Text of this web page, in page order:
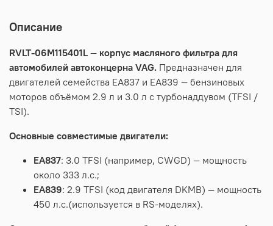
Описание
RVLT-06M115401L — корпус масляного фильтра для
автомобилей автоконцерна VAG. Предназначен для
двигателей семейства EA837 и EA839 — бензиновых
моторов объёмом 2.9 л и 3.0 л с турбонаддувом (TFSI /
TSI).
Основные совместимые двигатели:
EA837: 3.0 TFSI (например, CWGD) — мощность
около 333 л.с.;
EA839: 2.9 TFSI (код двигателя DKMB) — мощность
450 л.с.(используется в RS‑моделях).